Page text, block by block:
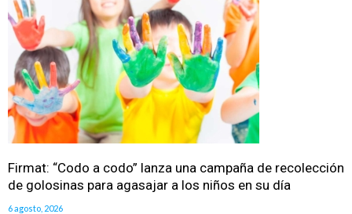
Firmat: “Codo a codo” lanza una campaña de recolección
de golosinas para agasajar a los niños en su día
6 agosto, 2026